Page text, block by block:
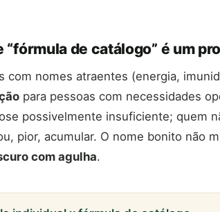
“fórmula de catálogo” é um
com nomes atraentes (energia,
para pessoas com necessidades
possivelmente insuficiente; quem
pior, acumular. O nome bonito não
com agulha.